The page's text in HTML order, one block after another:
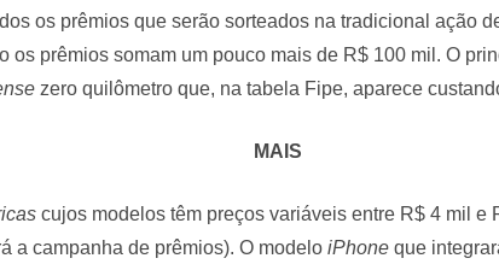
os prêmios que serão sorteados na tradicional ação
os prêmios somam um pouco mais de R$ 100 mil. O
zero quilômetro que, na tabela Fipe, aparece
MAIS
cujos modelos têm preços variáveis entre R$ 4 mil e
a campanha de prêmios). O modeloiPhone que